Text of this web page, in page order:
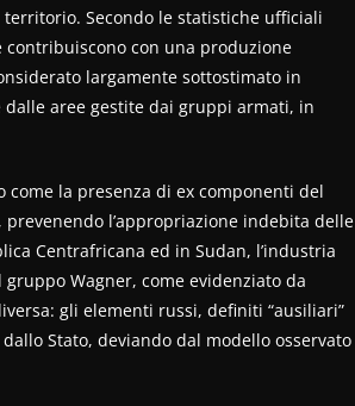
Secondo le statistiche ufficiali
con una produzione
largamente sottostimato in
aree gestite dai gruppi armati, in
la presenza di ex componenti del
l’appropriazione indebita delle
Centrafricana ed in Sudan, l’industria
Wagner, come evidenziato da
gli elementi russi, definiti “ausiliari”
Stato, deviando dal modello osservato